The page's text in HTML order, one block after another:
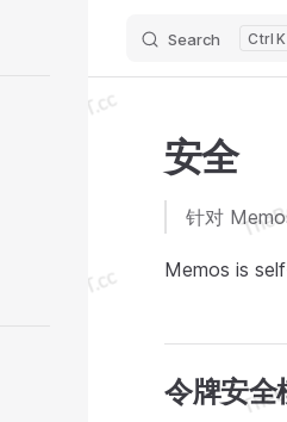
Search K
安全
针对
Memos is
令牌安全